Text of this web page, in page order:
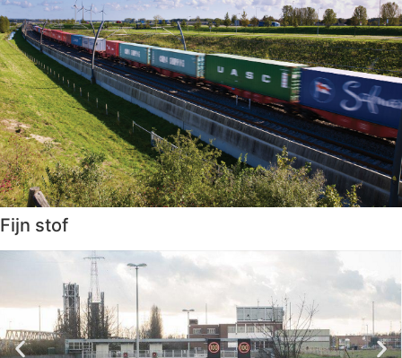
Fijn stof